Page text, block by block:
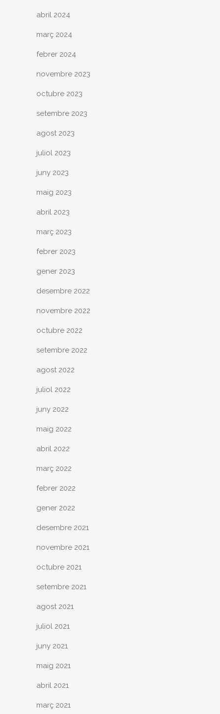
abril 2024
març 2024
febrer 2024
novembre 2023
octubre 2023
setembre 2023
agost 2023
juliol 2023
juny 2023
maig 2023
abril 2023
març 2023
febrer 2023
gener 2023
desembre 2022
novembre 2022
octubre 2022
setembre 2022
agost 2022
juliol 2022
juny 2022
maig 2022
abril 2022
març 2022
febrer 2022
gener 2022
desembre 2021
novembre 2021
octubre 2021
setembre 2021
agost 2021
juliol 2021
juny 2021
maig 2021
abril 2021
març 2021